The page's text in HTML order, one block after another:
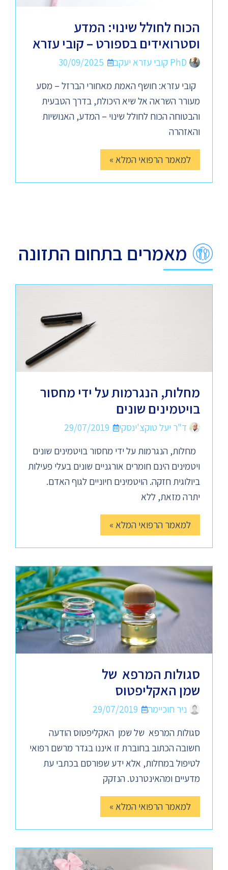
הכוח לחולל שינוי: המדע
וסטרואידים בספורט – קובי עזרא
PhD קובי עזרא יעקב
30/09/2025
קובי עזרא: חושף האמת מאחורי הברזל – מסע
מעורר השראה אל שיא היכולת, בדרך הטבעית
והבטוחה הכוח לחולל שינוי – המדע, האנושיות
והאזהרה
למאמר הרפואי המלא »
מאמרים בתחום התזונה
מחלות, הנגרמות על ידי מחסור
בויטמינים שונים
ד"ר יעל טוקצ'ינסקי
29/07/2019
מחלות, הנגרמות על ידי מחסור בויטמינים שונים
ויטמינים הינם חומרים אורגניים שונים בעלי פעילות
ביולוגית חזקה. הויטמינים חיוניים לגוף האדם.
יתרה מזאת, ללא
למאמר הרפואי המלא »
סגולות המרפא של
שמן האקליפטוס
ניר חוכיימה
29/07/2019
סגולות המרפא של שמן האקליפטוס הודעה
חשובה הכתוב בחוברת זו איננו בגדר מרשם רפואי
לטיפול במחלות, אלא ידע שפורסם בכתבי עת
מדעיים ומהאינטרנט. הנזקק
למאמר הרפואי המלא »